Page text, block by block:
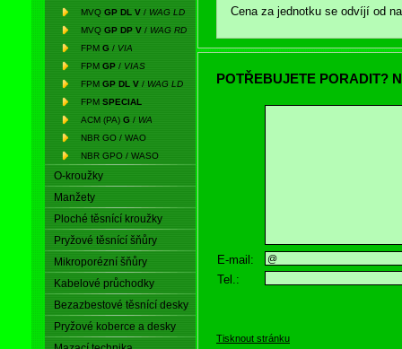
MVQ GP DL V / WAG LD
MVQ GP DP V / WAG RD
FPM G / VIA
FPM GP / VIAS
FPM GP DL V / WAG LD
FPM SPECIAL
ACM (PA) G / WA
NBR GO / WAO
NBR GPO / WASO
O-kroužky
Manžety
Ploché těsnící kroužky
Pryžové těsnící šňůry
Mikroporézní šňůry
Kabelové průchodky
Bezazbestové těsnící desky
Pryžové koberce a desky
Cena za jednotku se odvíjí od
POTŘEBUJETE PORADIT?
E-mail:
Tel.:
Tisknout stránku